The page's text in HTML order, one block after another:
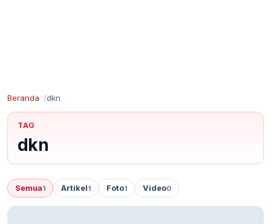
Beranda dkn
TAG
dkn
Semua1 Artikel1 Foto1 Video0